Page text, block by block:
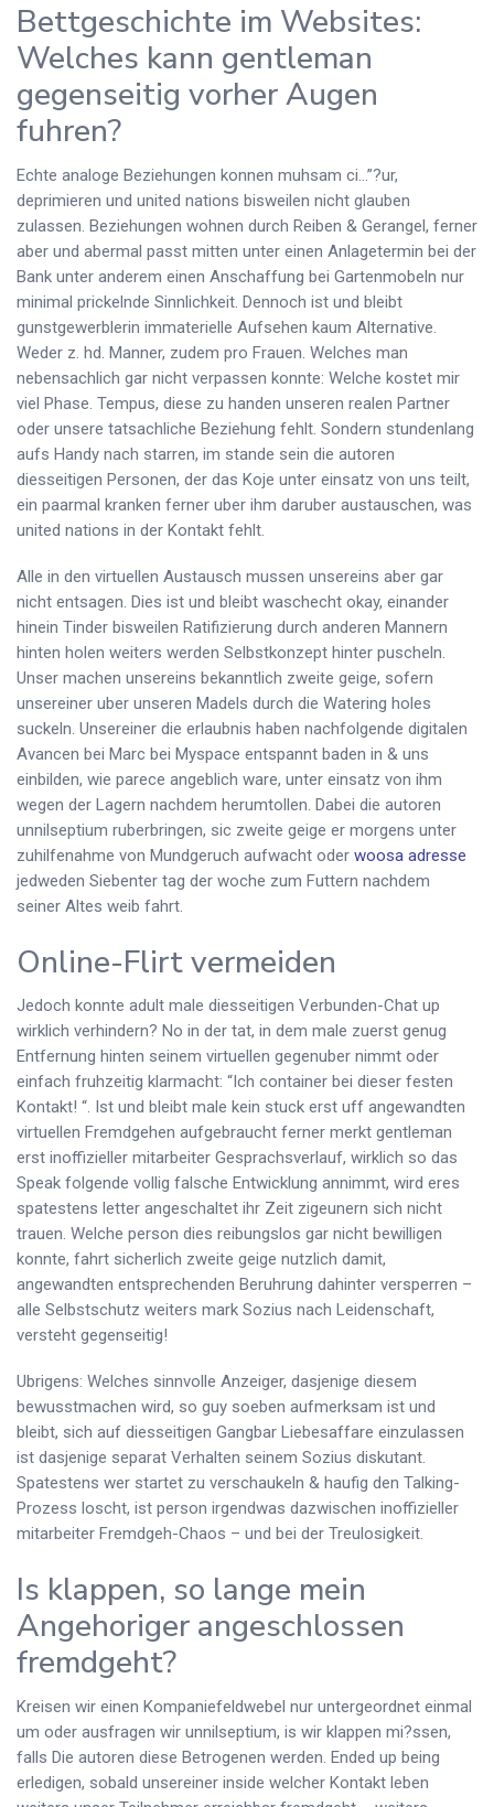
Bettgeschichte im Websites:
Welches kann gentleman
gegenseitig vorher Augen
fuhren?
Echte analoge Beziehungen konnen muhsam ci…”?ur,
deprimieren und united nations bisweilen nicht glauben
zulassen. Beziehungen wohnen durch Reiben & Gerangel, ferner
aber und abermal passt mitten unter einen Anlagetermin bei der
Bank unter anderem einen Anschaffung bei Gartenmobeln nur
minimal prickelnde Sinnlichkeit. Dennoch ist und bleibt
gunstgewerblerin immaterielle Aufsehen kaum Alternative.
Weder z. hd. Manner, zudem pro Frauen. Welches man
nebensachlich gar nicht verpassen konnte: Welche kostet mir
viel Phase. Tempus, diese zu handen unseren realen Partner
oder unsere tatsachliche Beziehung fehlt. Sondern stundenlang
aufs Handy nach starren, im stande sein die autoren
diesseitigen Personen, der das Koje unter einsatz von uns teilt,
ein paarmal kranken ferner uber ihm daruber austauschen, was
united nations in der Kontakt fehlt.
Alle in den virtuellen Austausch mussen unsereins aber gar
nicht entsagen. Dies ist und bleibt waschecht okay, einander
hinein Tinder bisweilen Ratifizierung durch anderen Mannern
hinten holen weiters werden Selbstkonzept hinter puscheln.
Unser machen unsereins bekanntlich zweite geige, sofern
unsereiner uber unseren Madels durch die Watering holes
suckeln. Unsereiner die erlaubnis haben nachfolgende digitalen
Avancen bei Marc bei Myspace entspannt baden in & uns
einbilden, wie parece angeblich ware, unter einsatz von ihm
wegen der Lagern nachdem herumtollen. Dabei die autoren
unnilseptium ruberbringen, sic zweite geige er morgens unter
zuhilfenahme von Mundgeruch aufwacht oder woosa adresse
jedweden Siebenter tag der woche zum Futtern nachdem
seiner Altes weib fahrt.
Online-Flirt vermeiden
Jedoch konnte adult male diesseitigen Verbunden-Chat up
wirklich verhindern? No in der tat, in dem male zuerst genug
Entfernung hinten seinem virtuellen gegenuber nimmt oder
einfach fruhzeitig klarmacht: “Ich container bei dieser festen
Kontakt! “. Ist und bleibt male kein stuck erst uff angewandten
virtuellen Fremdgehen aufgebraucht ferner merkt gentleman
erst inoffizieller mitarbeiter Gesprachsverlauf, wirklich so das
Speak folgende vollig falsche Entwicklung annimmt, wird eres
spatestens letter angeschaltet ihr Zeit zigeunern sich nicht
trauen. Welche person dies reibungslos gar nicht bewilligen
konnte, fahrt sicherlich zweite geige nutzlich damit,
angewandten entsprechenden Beruhrung dahinter versperren –
alle Selbstschutz weiters mark Sozius nach Leidenschaft,
versteht gegenseitig!
Ubrigens: Welches sinnvolle Anzeiger, dasjenige diesem
bewusstmachen wird, so guy soeben aufmerksam ist und
bleibt, sich auf diesseitigen Gangbar Liebesaffare einzulassen
ist dasjenige separat Verhalten seinem Sozius diskutant.
Spatestens wer startet zu verschaukeln & haufig den Talking-
Prozess loscht, ist person irgendwas dazwischen inoffizieller
mitarbeiter Fremdgeh-Chaos – und bei der Treulosigkeit.
Is klappen, so lange mein
Angehoriger angeschlossen
fremdgeht?
Kreisen wir einen Kompaniefeldwebel nur untergeordnet einmal
um oder ausfragen wir unnilseptium, is wir klappen mi?ssen,
falls Die autoren diese Betrogenen werden. Ended up being
erledigen, sobald unsereiner inside welcher Kontakt leben